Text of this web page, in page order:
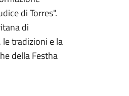
di Torres".
di
tradizioni e la
della Festha